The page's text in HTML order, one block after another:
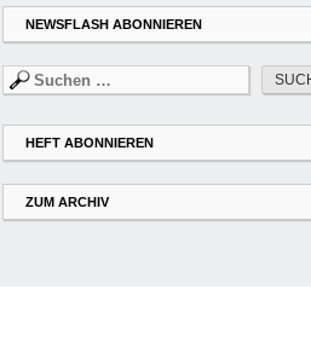
NEWSFLASH ABONNIEREN
Suchen
nach:
HEFT ABONNIEREN
ZUM ARCHIV